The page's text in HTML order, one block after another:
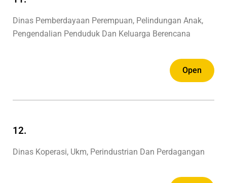
Dinas Pemberdayaan Perempuan, Pelindungan Anak,
Pengendalian Penduduk Dan Keluarga Berencana
Open
12.
Dinas Koperasi, Ukm, Perindustrian Dan Perdagangan